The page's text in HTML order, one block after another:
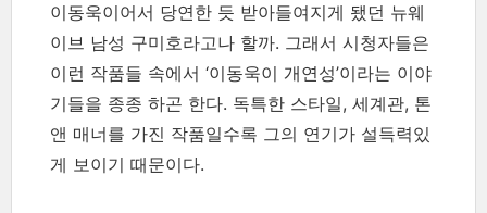
이동욱이어서 당연한 듯 받아들여지게 됐던 뉴웨
이브 남성 구미호라고나 할까. 그래서 시청자들은
이런 작품들 속에서 ‘이동욱이 개연성’이라는 이야
기들을 종종 하곤 한다. 독특한 스타일, 세계관, 톤
앤 매너를 가진 작품일수록 그의 연기가 설득력있
게 보이기 때문이다.